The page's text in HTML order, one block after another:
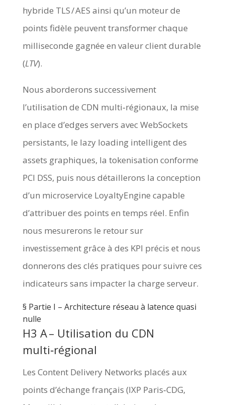
hybride TLS / AES ainsi qu’un moteur de
points fidèle peuvent transformer chaque
milliseconde gagnée en valeur client durable
(LTV).
Nous aborderons successivement
l’utilisation de CDN multi‑régionaux, la mise
en place d’edges servers avec WebSockets
persistants, le lazy loading intelligent des
assets graphiques, la tokenisation conforme
PCI DSS, puis nous détaillerons la conception
d’un microservice LoyaltyEngine capable
d’attribuer des points en temps réel. Enfin
nous mesurerons le retour sur
investissement grâce à des KPI précis et nous
donnerons des clés pratiques pour suivre ces
indicateurs sans impacter la charge serveur.
§️ Partie I – Architecture réseau à latence quasi
nulle
H3 A – Utilisation du CDN
multi‑régional
Les Content Delivery Networks placés aux
points d’échange français (IXP Paris‑CDG,